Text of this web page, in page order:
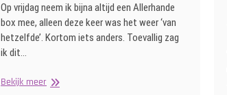
Op vrijdag neem ik bijna altijd een Allerhande
box mee, alleen deze keer was het weer ‘van
hetzelfde’. Kortom iets anders. Toevallig zag
ik dit…
Bekijk meerBeef